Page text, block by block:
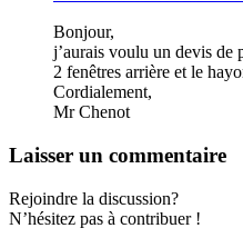
Bonjour,
j’aurais voulu un devis de
2 fenêtres arrière et le
Cordialement,
Mr Chenot
Laisser un commentaire
Rejoindre la discussion?
N’hésitez pas à contribuer !